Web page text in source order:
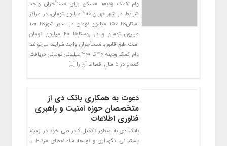
وام کمک ودیعه مسکن برای مستأجران واجد
شرایط در شهر تهران ۲۰۰ میلیون تومان، در مراکز
استان‌ها ۱۵۰ میلیون تومان در سایر شهر‌ها ۱۰۰
میلیون تومان و در روستا‌ها ۴۰ میلیون تومان
است.طبق قانون، مستأجران واجد شرایط می‌توانند
وام کمک ودیعه ۴۰ تا ۳۰۰ میلیونی تومانی دریافت
کنند و در ۵ سال اقساط آن را […]
دعوت به همکاری بانک دی از
متخصصان حوزه امنیت و راهبری
فناوری اطلاعات
بانک دی به منظور تکمیل کادر فنی خود در زمینه
پشتیبانی، نگهداری و توسعه سامانه‌های مرتبط با